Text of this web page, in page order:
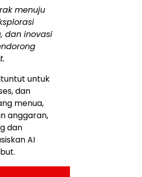
menuju
dan inovasi
untuk
dan
menua,
anggaran,
dan
AI